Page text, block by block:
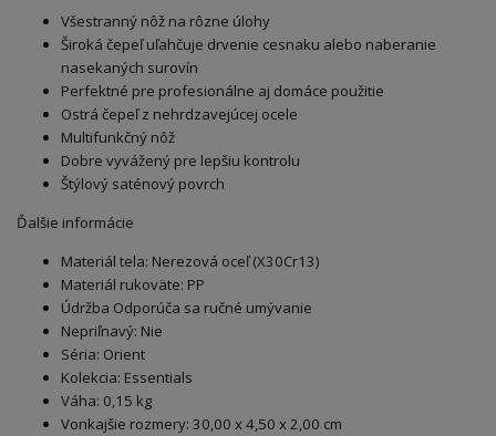
Všestranný nôž na rôzne úlohy
Široká čepeľ uľahčuje drvenie cesnaku alebo naberanie
nasekaných surovín
Perfektné pre profesionálne aj domáce použitie
Ostrá čepeľ z nehrdzavejúcej ocele
Multifunkčný nôž
Dobre vyvážený pre lepšiu kontrolu
Štýlový saténový povrch
Ďalšie informácie
Materiál tela: Nerezová oceľ (X30Cr13)
Materiál rukoväte: PP
Údržba Odporúča sa ručné umývanie
Nepriľnavý: Nie
Séria: Orient
Kolekcia: Essentials
Váha: 0,15 kg
Vonkajšie rozmery: 30,00 x 4,50 x 2,00 cm